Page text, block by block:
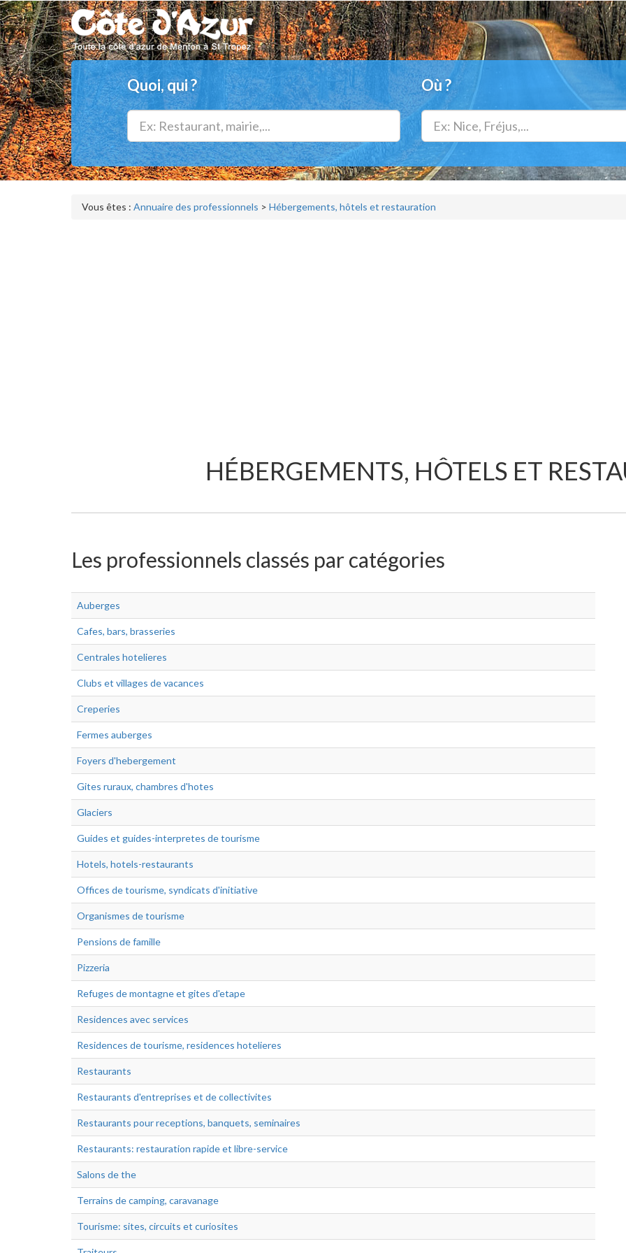
Quoi, qui ? Où ?
Vous êtes : Annuaire des professionnels > Hébergements, hôtels et restauration
HÉBERGEMENTS, HÔTELS ET
Les professionnels classés par catégories
Auberges
Cafes, bars, brasseries
Centrales hotelieres
Clubs et villages de vacances
Creperies
Fermes auberges
Foyers d'hebergement
Gites ruraux, chambres d'hotes
Glaciers
Guides et guides-interpretes de tourisme
Hotels, hotels-restaurants
Offices de tourisme, syndicats d'initiative
Organismes de tourisme
Pensions de famille
Pizzeria
Refuges de montagne et gites d'etape
Residences avec services
Residences de tourisme, residences hotelieres
Restaurants
Restaurants d'entreprises et de collectivites
Restaurants pour receptions, banquets, seminaires
Restaurants: restauration rapide et libre-service
Salons de the
Terrains de camping, caravanage
Tourisme: sites, circuits et curiosites